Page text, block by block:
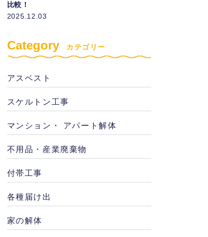
比較！
2025.12.03
Category カテゴリー
アスベスト
スケルトン工事
マンション・ アパート解体
不用品・産業廃棄物
付帯工事
各種届け出
家の解体